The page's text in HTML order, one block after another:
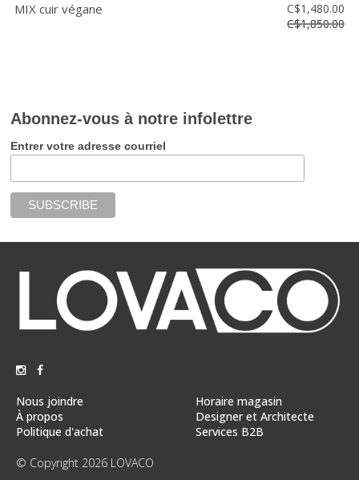
MIX cuir végane
C$1,480.00
C$1,850.00
Abonnez-vous à notre infolettre
Entrer votre adresse courriel
Nous joindre
À propos
Politique d'achat
Horaire magasin
Designer et Architecte
Services B2B
© Copyright 2026 LOVACO